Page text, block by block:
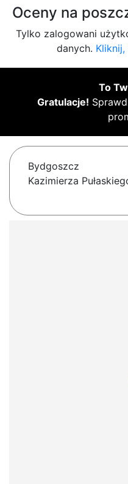
Oceny na
Tylko zalogowani
danych.
To
Gratulacje!
Bydgoszcz
Kazimierza